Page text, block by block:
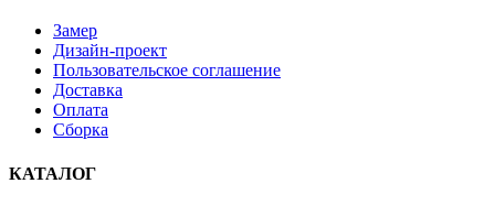
Замер
Дизайн-проект
Пользовательское соглашение
Доставка
Оплата
Сборка
КАТАЛОГ